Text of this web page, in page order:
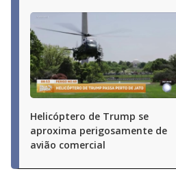
Helicóptero de Trump se
aproxima perigosamente de
avião comercial